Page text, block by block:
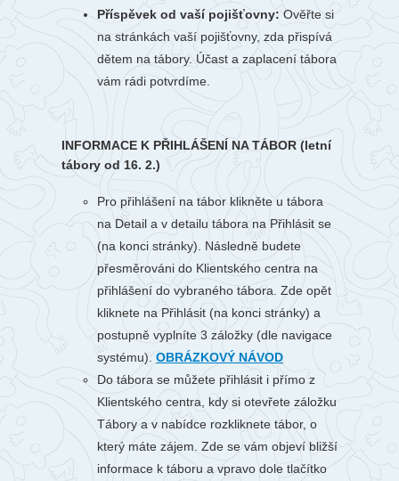
Příspěvek od vaší pojišťovny: Ověřte si
na stránkách vaší pojišťovny, zda přispívá
dětem na tábory. Účast a zaplacení tábora
vám rádi potvrdíme.
INFORMACE K PŘIHLÁŠENÍ NA TÁBOR (letní
tábory od 16. 2.)
Pro přihlášení na tábor klikněte u tábora
na Detail a v detailu tábora na Přihlásit se
(na konci stránky). Následně budete
přesměrováni do Klientského centra na
přihlášení do vybraného tábora. Zde opět
kliknete na Přihlásit (na konci stránky) a
postupně vyplníte 3 záložky (dle navigace
systému).OBRÁZKOVÝ NÁVOD
Do tábora se můžete přihlásit i přímo z
Klientského centra, kdy si otevřete záložku
Tábory a v nabídce rozkliknete tábor, o
který máte zájem. Zde se vám objeví bližší
informace k táboru a vpravo dole tlačítko